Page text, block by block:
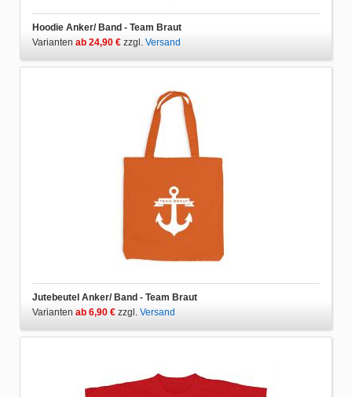
Hoodie Anker/ Band - Team Braut
Varianten ab 24,90 € zzgl. Versand
Jutebeutel Anker/ Band - Team Braut
Varianten ab 6,90 € zzgl. Versand